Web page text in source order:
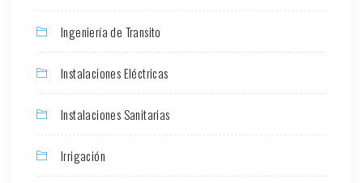
Ingeniería de Transito
Instalaciones Eléctricas
Instalaciones Sanitarias
Irrigación